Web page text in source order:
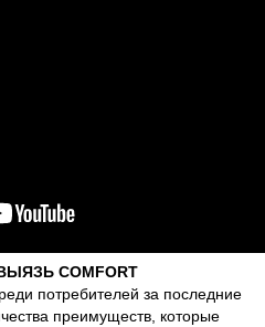
COMFORT
потребителей за последние
преимуществ, которые